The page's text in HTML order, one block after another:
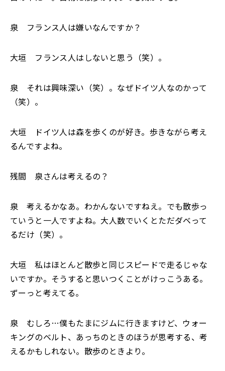
泉 フランス人は嫌いなんですか？
大垣 フランス人はしないと思う（笑）。
泉 それは興味深い（笑）。なぜドイツ人なのかって
（笑）。
大垣 ドイツ人は森を歩くのが好き。歩きながら考え
るんですよね。
残間 泉さんは考えるの？
泉 考えるかなあ。わかんないですねえ。でも散歩っ
ていうと一人ですよね。大人数でいくとただダベって
るだけ（笑）。
大垣 私はほとんど散歩と同じスピードで走るじゃな
いですか。そうすると思いつくことがけっこうある。
ずーっと考えてる。
泉 むしろ…僕もたまにジムに行きますけど、ウォー
キングのベルト、あっちのときのほうが思考する、考
えるかもしれない。散歩のときより。